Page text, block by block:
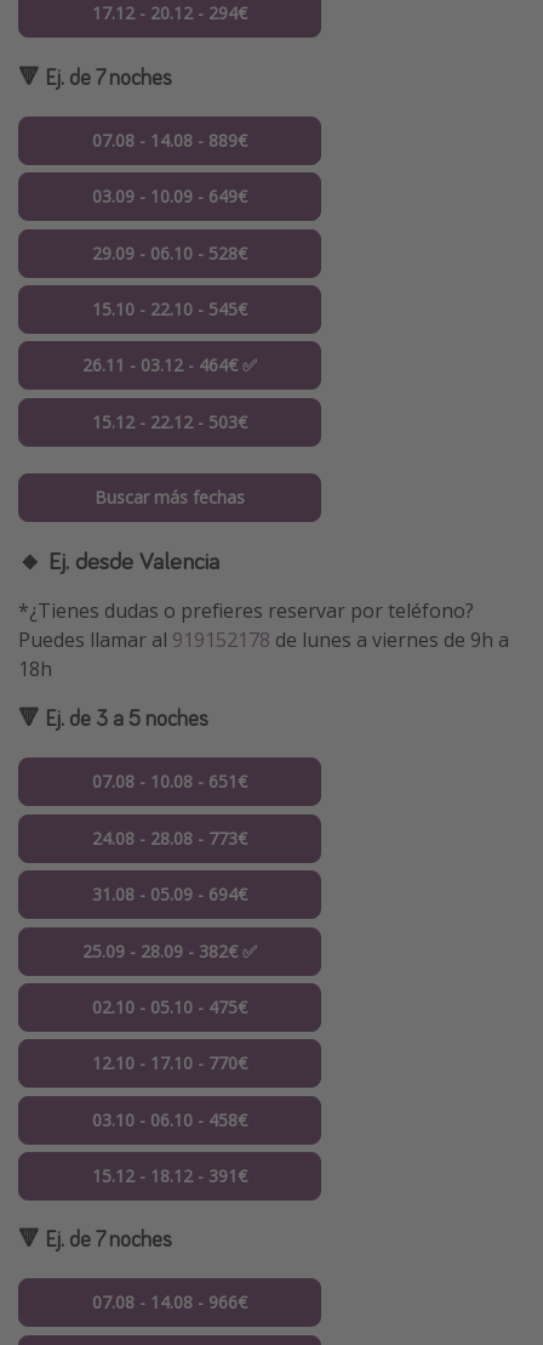
17.12 - 20.12 - 294€
🔻 Ej. de 7 noches
07.08 - 14.08 - 889€
03.09 - 10.09 - 649€
29.09 - 06.10 - 528€
15.10 - 22.10 - 545€
26.11 - 03.12 - 464€ ✅
15.12 - 22.12 - 503€
Buscar más fechas
🔸 Ej. desde Valencia
*¿Tienes dudas o prefieres reservar por teléfono?
Puedes llamar al 919152178 de lunes a viernes de 9h a
18h
🔻 Ej. de 3 a 5 noches
07.08 - 10.08 - 651€
24.08 - 28.08 - 773€
31.08 - 05.09 - 694€
25.09 - 28.09 - 382€ ✅
02.10 - 05.10 - 475€
12.10 - 17.10 - 770€
03.10 - 06.10 - 458€
15.12 - 18.12 - 391€
🔻 Ej. de 7 noches
07.08 - 14.08 - 966€